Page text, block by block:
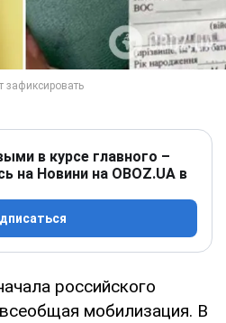
в курсе главного –
на Новини на OBOZ.UA в
российского
мобилизация. В